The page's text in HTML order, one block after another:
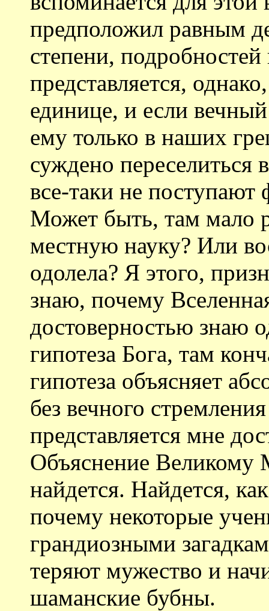
предположил равным
степени,
представляется,
единице, и если
ему только в наших
суждено
все-таки не поступают
Может быть, там мало
местную науку? Или
одолела? Я этого,
знаю, почему
достоверностью знаю
гипотеза Бога, там
гипотеза объясняет
без вечного
представляется мне
Объяснение Великому
найдется. Найдется,
почему некоторые
грандиозными
теряют мужество и
шаманские бубны.